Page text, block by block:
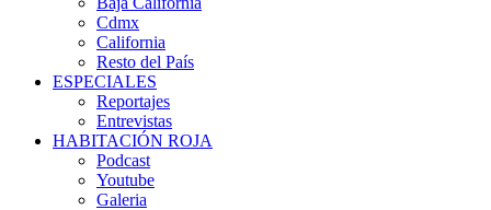
Cdmx
California
Resto del País
ESPECIALES
Reportajes
Entrevistas
HABITACIÓN ROJA
Podcast
Youtube
Galeria